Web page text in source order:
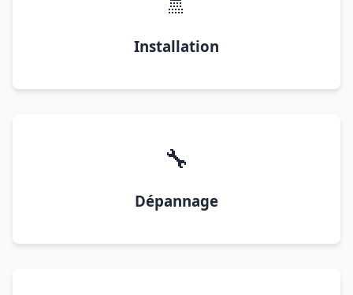
Installation
🔧
Dépannage